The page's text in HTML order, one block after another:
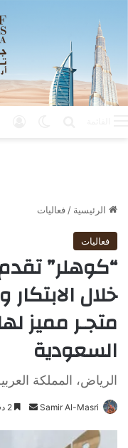
الرئيسية /فعاليات
فعاليات
“كوهلر”
خلال
متجـر مميز
السعودية
الرياض، المملكة
Samir Al-Masri